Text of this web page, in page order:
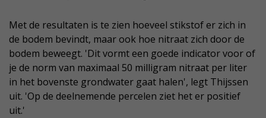
Met de resultaten is te zien hoeveel stikstof er zich in
de bodem bevindt, maar ook hoe nitraat zich door de
bodem beweegt. 'Dit vormt een goede indicator voor of
je de norm van maximaal 50 milligram nitraat per liter
in het bovenste grondwater gaat halen', legt Thijssen
uit. 'Op de deelnemende percelen ziet het er positief
uit.'